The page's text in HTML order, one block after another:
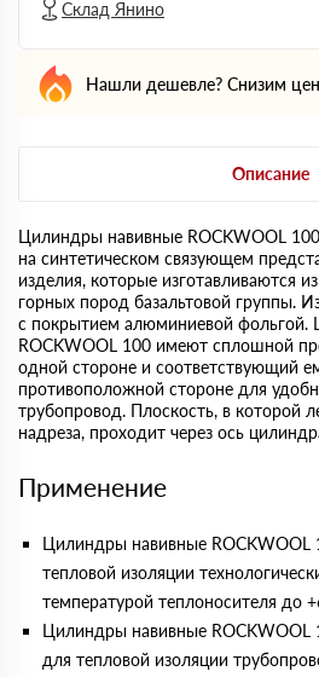
Склад Янино
Нашли дешевле? Снизим
Описание
Цилиндры навивные ROCKWOOL
на синтетическом связующем
изделия, которые изготавливаются
горных пород базальтовой группы.
с покрытием алюминиевой фольгой.
ROCKWOOL 100 имеют сплошной
одной стороне и соответствующий
противоположной стороне для
трубопровод. Плоскость, в которой
надреза, проходит через ось
Применение
Цилиндры навивные ROCKWOOL
тепловой изоляции
температурой теплоносителя до
Цилиндры навивные ROCKWOOL
для тепловой изоляции